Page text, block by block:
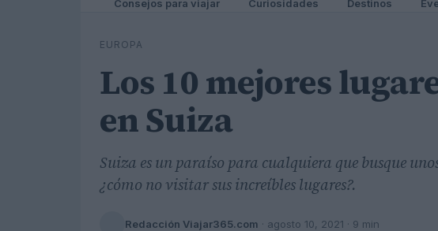
Consejos para viajar Curiosidades Destinos
EUROPA
Los 10 mejores
en Suiza
Suiza es un paraíso para cualquiera que busque
¿cómo no visitar sus increíbles lugares?.
Redacción Viajar365.com · agosto 10, 2021 · 9 min